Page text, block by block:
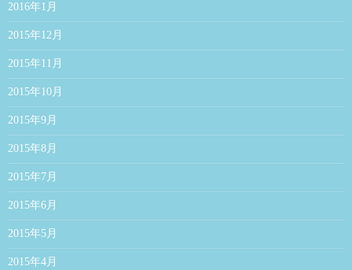
2016年1月
2015年12月
2015年11月
2015年10月
2015年9月
2015年8月
2015年7月
2015年6月
2015年5月
2015年4月